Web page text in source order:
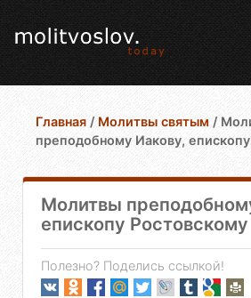
Главная / Молитвы святым /
преподобному Иакову,
Молитвы
епископу Ростовскому
Полезно? Поделись ссылкой!